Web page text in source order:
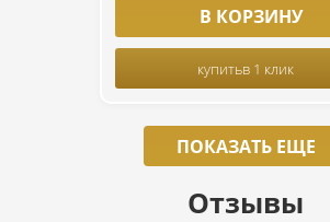
В КОРЗИНУ
купитьв 1 клик
ПОКАЗАТЬ ЕЩЕ
Отзывы